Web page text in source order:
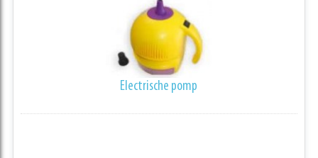
Electrische pomp